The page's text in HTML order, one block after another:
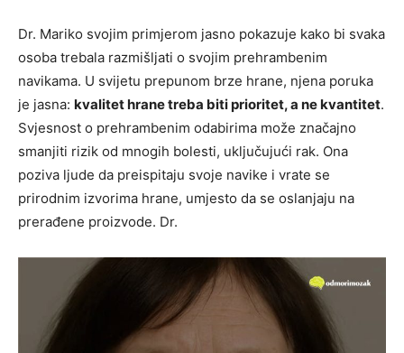
Dr. Mariko svojim primjerom jasno pokazuje kako bi svaka
osoba trebala razmišljati o svojim prehrambenim
navikama. U svijetu prepunom brze hrane, njena poruka
je jasna: kvalitet hrane treba biti prioritet, a ne kvantitet.
Svjesnost o prehrambenim odabirima može značajno
smanjiti rizik od mnogih bolesti, uključujući rak. Ona
poziva ljude da preispitaju svoje navike i vrate se
prirodnim izvorima hrane, umjesto da se oslanjaju na
prerađene proizvode. Dr.